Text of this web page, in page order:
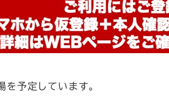
予定しています。